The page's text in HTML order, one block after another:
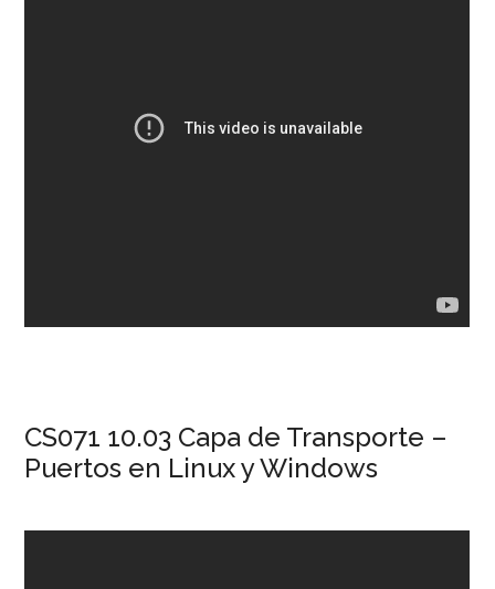
CS071 10.03 Capa de Transporte –
Puertos en Linux y Windows